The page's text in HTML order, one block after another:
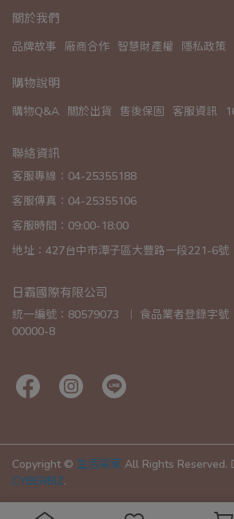
關於我們
品牌故事 廠商合作 智慧財產權 隱私政策
購物說明
購物Q&A 關於出貨 售後保固 客服資訊
聯絡資訊
客服專線：04-25355188
客服傳真：04-25355106
客服時間：09:00-18:00
地址：427台中市潭子區大豐路一段221-6號
日霸國際有限公司
統一編號：80579073  ︱ 食品業者登錄字
00000-8
Copyright © 生活采家 All Rights Reserved.
CYBERBIZ.